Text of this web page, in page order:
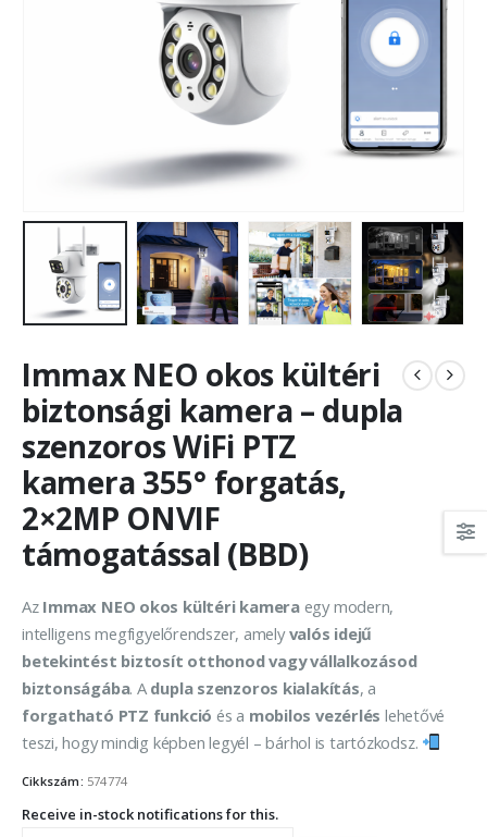
Immax NEO okos kültéri
biztonsági kamera – dupla
szenzoros WiFi PTZ
kamera 355° forgatás,
2×2MP ONVIF
támogatással (BBD)
Az Immax NEO okos kültéri kameraegy modern,
intelligens megfigyelőrendszer, amelyvalós idejű
betekintést biztosít otthonod vagy vállalkozásod
biztonságába. A dupla szenzoros kialakítás, a
forgatható PTZ funkció és a mobilos vezérlés lehetővé
teszi, hogy mindig képben legyél – bárhol is tartózkodsz.
Cikkszám: 574774
Receive in-stock notifications for this.